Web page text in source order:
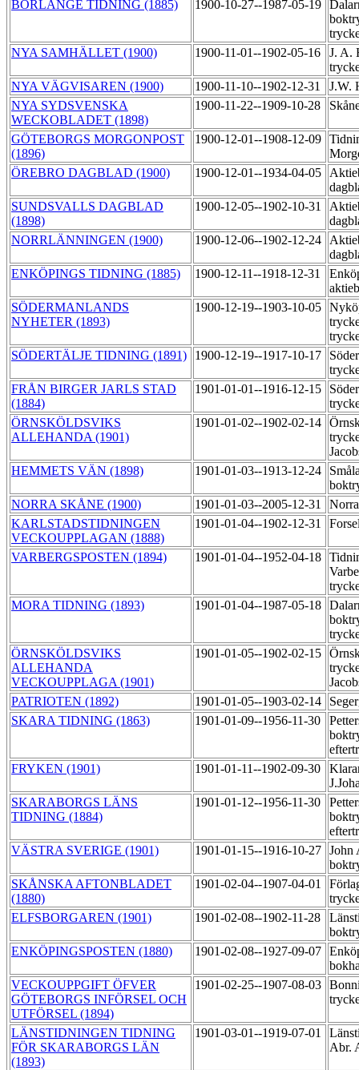
BORLÄNGE TIDNING (1885) 1900-10-27--1987-05-19
NYA SAMHÄLLET (1900)
1900-11-01--1902-05-16
J. A.
NYA VÄGVISAREN (1900)
1900-11-10--1902-12-31
J.W.
NYA SYDSVENSKA
WECKOBLADET (1898)
1900-11-22--1909-10-28
GÖTEBORGS MORGONPOST
(1896)
1900-12-01--1908-12-09
ÖREBRO DAGBLAD (1900)
1900-12-01--1934-04-05
SUNDSVALLS DAGBLAD
(1898)
1900-12-05--1902-10-31
NORRLÄNNINGEN (1900)
1900-12-06--1902-12-24
ENKÖPINGS TIDNING (1885)
1900-12-11--1918-12-31
SÖDERMANLANDS
NYHETER (1893)
1900-12-19--1903-10-05
SÖDERTÄLJE TIDNING (1891)
1900-12-19--1917-10-17
FRÅN BIRGER JARLS STAD
(1884)
1901-01-01--1916-12-15
ÖRNSKÖLDSVIKS
ALLEHANDA (1901)
1901-01-02--1902-02-14
HEMMETS VÄN (1898)
1901-01-03--1913-12-24
NORRA SKÅNE (1900)
1901-01-03--2005-12-31
KARLSTADSTIDNINGEN
VECKOUPPLAGAN (1888)
1901-01-04--1902-12-31
VARBERGSPOSTEN (1894) 1901-01-04--1952-04-18
MORA TIDNING (1893)
1901-01-04--1987-05-18
ÖRNSKÖLDSVIKS
ALLEHANDA
VECKOUPPLAGA (1901)
1901-01-05--1902-02-15
PATRIOTEN (1892)
1901-01-05--1903-02-14
SKARA TIDNING (1863)
1901-01-09--1956-11-30
FRYKEN (1901)
1901-01-11--1902-09-30
SKARABORGS LÄNS
TIDNING (1884)
1901-01-12--1956-11-30
VÄSTRA SVERIGE (1901)
1901-01-15--1916-10-27 John
SKÅNSKA AFTONBLADET
(1880)
1901-02-04--1907-04-01
ELFSBORGAREN (1901)
1901-02-08--1902-11-28
ENKÖPINGSPOSTEN (1880)
1901-02-08--1927-09-07
VECKOUPPGIFT ÖFVER
GÖTEBORGS INFÖRSEL OCH
UTFÖRSEL (1894)
1901-02-25--1907-08-03
LÄNSTIDNINGEN TIDNING
FÖR SKARABORGS LÄN
(1893)
1901-03-01--1919-07-01
Abr.